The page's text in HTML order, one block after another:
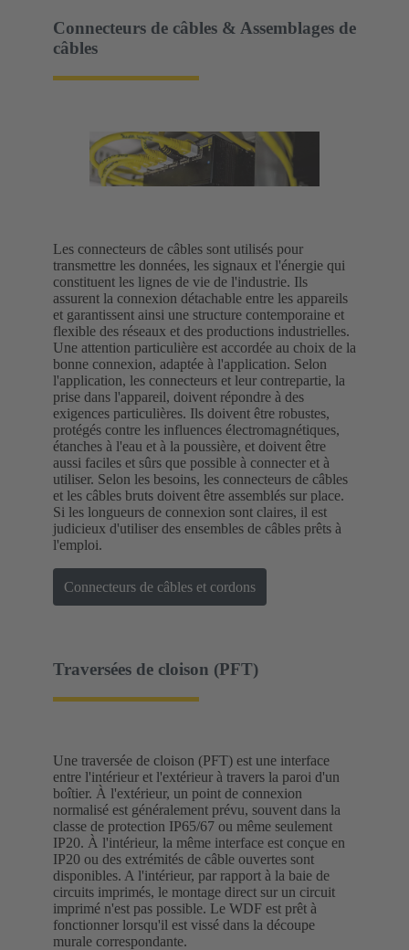
Connecteurs de câbles & Assemblages de
câbles
Les connecteurs de câbles sont utilisés pour
transmettre les données, les signaux et l'énergie qui
constituent les lignes de vie de l'industrie. Ils
assurent la connexion détachable entre les appareils
et garantissent ainsi une structure contemporaine et
flexible des réseaux et des productions industrielles.
Une attention particulière est accordée au choix de la
bonne connexion, adaptée à l'application. Selon
l'application, les connecteurs et leur contrepartie, la
prise dans l'appareil, doivent répondre à des
exigences particulières. Ils doivent être robustes,
protégés contre les influences électromagnétiques,
étanches à l'eau et à la poussière, et doivent être
aussi faciles et sûrs que possible à connecter et à
utiliser. Selon les besoins, les connecteurs de câbles
et les câbles bruts doivent être assemblés sur place.
Si les longueurs de connexion sont claires, il est
judicieux d'utiliser des ensembles de câbles prêts à
l'emploi.
Connecteurs de câbles et cordons
Traversées de cloison (PFT)
Une traversée de cloison (PFT) est une interface
entre l'intérieur et l'extérieur à travers la paroi d'un
boîtier. À l'extérieur, un point de connexion
normalisé est généralement prévu, souvent dans la
classe de protection IP65/67 ou même seulement
IP20. À l'intérieur, la même interface est conçue en
IP20 ou des extrémités de câble ouvertes sont
disponibles. A l'intérieur, par rapport à la baie de
circuits imprimés, le montage direct sur un circuit
imprimé n'est pas possible. Le WDF est prêt à
fonctionner lorsqu'il est vissé dans la découpe
murale correspondante.